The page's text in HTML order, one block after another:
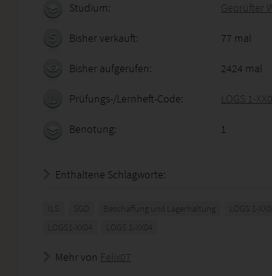
Studium: Geprüfter
Bisher verkauft: 77 mal
Bisher aufgerufen: 2424 mal
Prüfungs-/Lernheft-Code: LOGS 1-
Benotung: 1
Enthaltene Schlagworte:
ILS SGD Beschaffung und Lagerhaltung
LOGS 1-
LOGS1-XX04
LOGS 1-XX04
Mehr von Felix07